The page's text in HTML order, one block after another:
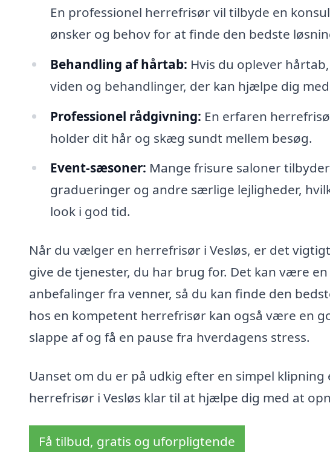
En professionel herrefrisør vil tilbyde en
ønsker og behov for at finde den bedste
Behandling af hårtab: Hvis du oplever
viden og behandlinger, der kan hjælpe dig
Professionel rådgivning: En erfaren
holder dit hår og skæg sundt mellem besøg.
Event-sæsoner: Mange frisure saloner
gradueringer og andre særlige lejligheder,
look i god tid.
Når du vælger en herrefrisør i Vesløs, er det
give de tjenester, du har brug for. Det kan være
anbefalinger fra venner, så du kan finde den
hos en kompetent herrefrisør kan også være en
slappe af og få en pause fra hverdagens stress.
Uanset om du er på udkig efter en simpel
herrefrisør i Vesløs klar til at hjælpe dig med at
Få tilbud, gratis og uforpligtende